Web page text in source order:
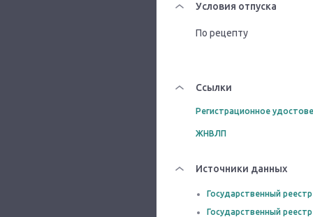
Условия отпуска
По рецепту
Ссылки
Регистрационное
ЖНВЛП
Источники данных
Государственный
Государственный